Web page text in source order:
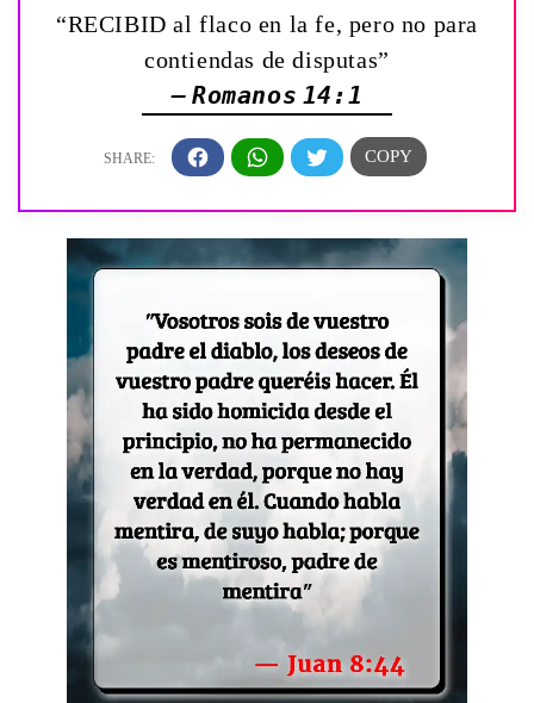
“RECIBID al flaco en la fe, pero no para
contiendas de disputas”
— Romanos 14:1